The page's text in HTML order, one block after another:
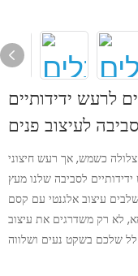
לרעש ידידותיים
לעיצוב פנים
כשמש, אך רעש חיצוני
לסביבה שלנו מעץ
עיצוב אלגנטי עם קסם
לא רק משדרגים את עיצוב